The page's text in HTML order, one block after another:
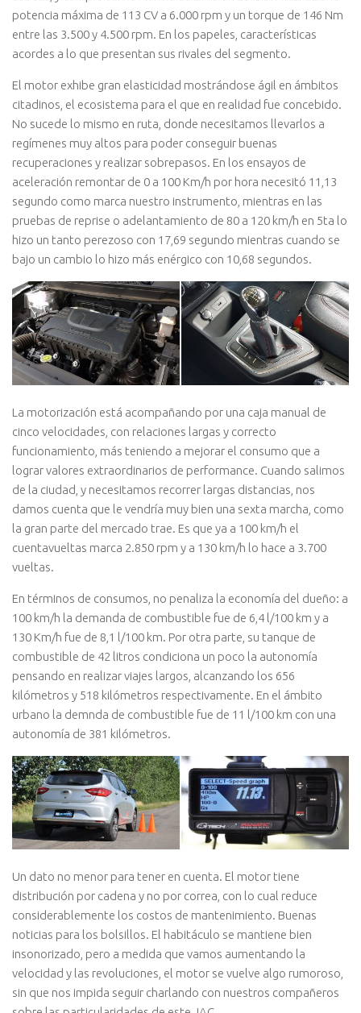
potencia máxima de 113 CV a 6.000 rpm y un torque de 146 Nm
entre las 3.500 y 4.500 rpm. En los papeles, características
acordes a lo que presentan sus rivales del segmento.
El motor exhibe gran elasticidad mostrándose ágil en ámbitos
citadinos, el ecosistema para el que en realidad fue concebido.
No sucede lo mismo en ruta, donde necesitamos llevarlos a
regímenes muy altos para poder conseguir buenas
recuperaciones y realizar sobrepasos. En los ensayos de
aceleración remontar de 0 a 100 Km/h por hora necesitó 11,13
segundo como marca nuestro instrumento, mientras en las
pruebas de reprise o adelantamiento de 80 a 120 km/h en 5ta lo
hizo un tanto perezoso con 17,69 segundo mientras cuando se
bajo un cambio lo hizo más enérgico con 10,68 segundos.
La motorización está acompañando por una caja manual de
cinco velocidades, con relaciones largas y correcto
funcionamiento, más teniendo a mejorar el consumo que a
lograr valores extraordinarios de performance. Cuando salimos
de la ciudad, y necesitamos recorrer largas distancias, nos
damos cuenta que le vendría muy bien una sexta marcha, como
la gran parte del mercado trae. Es que ya a 100 km/h el
cuentavueltas marca 2.850 rpm y a 130 km/h lo hace a 3.700
vueltas.
En términos de consumos, no penaliza la economía del dueño: a
100 km/h la demanda de combustible fue de 6,4 l/100 km y a
130 Km/h fue de 8,1 l/100 km. Por otra parte, su tanque de
combustible de 42 litros condiciona un poco la autonomía
pensando en realizar viajes largos, alcanzando los 656
kilómetros y 518 kilómetros respectivamente. En el ámbito
urbano la demnda de combustible fue de 11 l/100 km con una
autonomía de 381 kilómetros.
Un dato no menor para tener en cuenta. El motor tiene
distribución por cadena y no por correa, con lo cual reduce
considerablemente los costos de mantenimiento. Buenas
noticias para los bolsillos. El habitáculo se mantiene bien
insonorizado, pero a medida que vamos aumentando la
velocidad y las revoluciones, el motor se vuelve algo rumoroso,
sin que nos impida seguir charlando con nuestros compañeros